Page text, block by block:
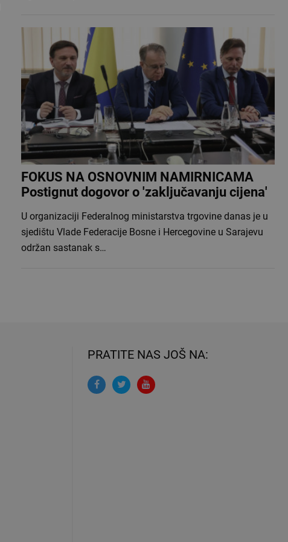
FOKUS NA OSNOVNIM NAMIRNICAMA
Postignut dogovor o 'zaključavanju cijena'
U organizaciji Federalnog ministarstva trgovine danas je u
sjedištu Vlade Federacije Bosne i Hercegovine u Sarajevu
održan sastanak s…
PRATITE NAS JOŠ NA: